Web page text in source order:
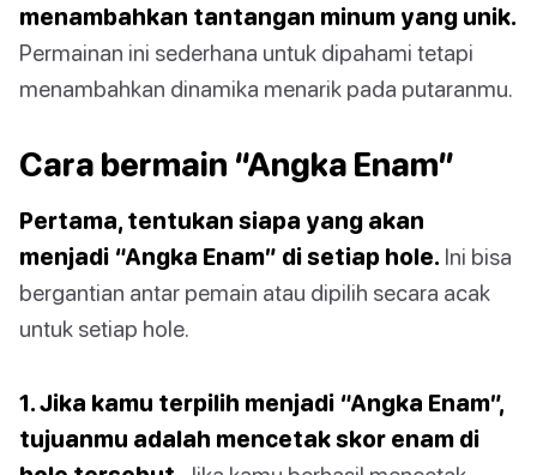
menambahkan tantangan minum yang unik.
Permainan ini sederhana untuk dipahami tetapi
menambahkan dinamika menarik pada putaranmu.
Cara bermain “Angka Enam”
Pertama, tentukan siapa yang akan
menjadi “Angka Enam” di setiap hole. Ini bisa
bergantian antar pemain atau dipilih secara acak
untuk setiap hole.
1. Jika kamu terpilih menjadi “Angka Enam”,
tujuanmu adalah mencetak skor enam di